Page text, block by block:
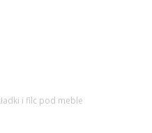
i filc pod meble